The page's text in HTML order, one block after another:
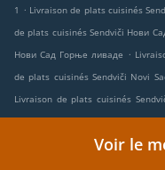
1 . Livraison de plats cuisinés
de plats cuisinés Sendviči Нови
Нови Сад Горње ливаде .
de plats cuisinés Sendviči Novi
Livraison de plats cuisinés
Раковац . Livraison de plats
Sendviči Сремска Каменица
Voir le